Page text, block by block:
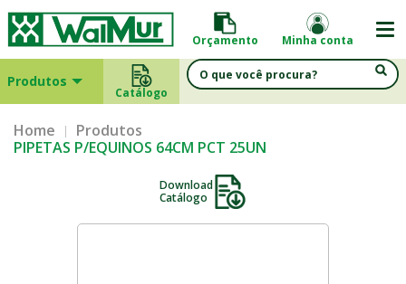
Orçamento Minha conta
Produtos
Catálogo
Home
Produtos
PIPETAS P/EQUINOS 64CM PCT 25UN
Download
Catálogo